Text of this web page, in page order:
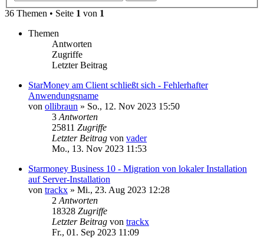
36 Themen • Seite 1 von 1
Themen
Antworten
Zugriffe
Letzter Beitrag
StarMoney am Client schließt sich - Fehlerhafter
Anwendungsname
von ollibraun » So., 12. Nov 2023 15:50
3 Antworten
25811 Zugriffe
Letzter Beitrag von vader
Mo., 13. Nov 2023 11:53
Starmoney Business 10 - Migration von lokaler Installation
auf Server-Installation
von trackx » Mi., 23. Aug 2023 12:28
2 Antworten
18328 Zugriffe
Letzter Beitrag von trackx
Fr., 01. Sep 2023 11:09